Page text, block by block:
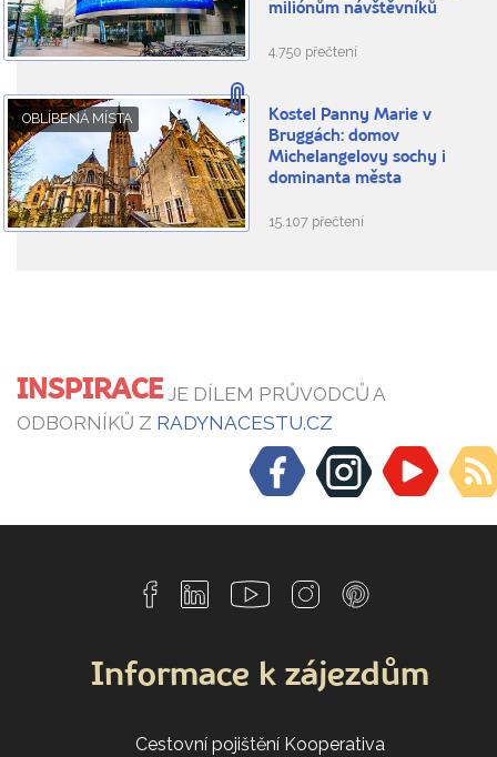
miliónům návštěvníků
4.750 přečtení
OBLÍBENÁ MÍSTA
Kostel Panny Marie v
Bruggách: domov
Michelangelovy sochy i
dominanta města
15.107 přečtení
INSPIRACEJE DÍLEM PRŮVODCŮ A
ODBORNÍKŮ Z RADYNACESTU.CZ
Informace k zájezdům
Cestovní pojištění Kooperativa